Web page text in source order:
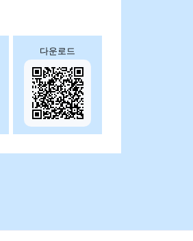
다운로드